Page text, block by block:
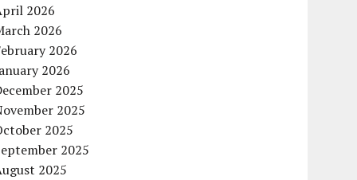
2026
2026
2026
2026
2025
2025
2025
2025
2025